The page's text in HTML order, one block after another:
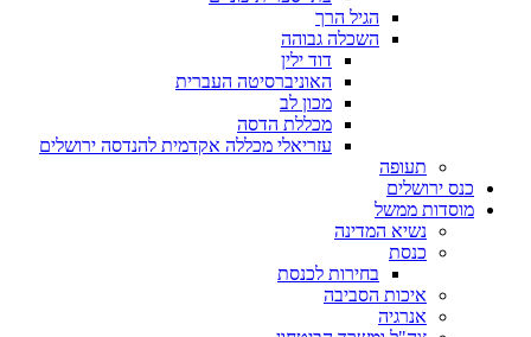
הגיל הרך
השכלה גבוהה
דוד ילין
האוניברסיטה העברית
מכון לב
מכללת הדסה
עזריאלי מכללה אקדמית להנדסה ירושלים
תעופה
כנס ירושלים
מוסדות ממשל
נשיא המדינה
כנסת
בחירות לכנסת
איכות הסביבה
אנרגיה